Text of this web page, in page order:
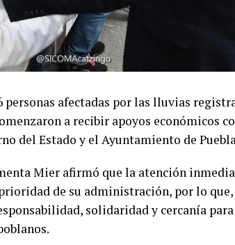
personas afectadas por las lluvias
a recibir apoyos económicos
del Estado y el Ayuntamiento de
Mier afirmó que la atención
de su administración, por lo
solidaridad y cercanía